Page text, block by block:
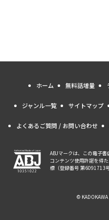
ホーム 無料話増量
ジャンル一覧 サイトマップ
よくあるご質問 / お問い合わせ
ABJマークは、この電子
コンテンツ使用許諾を得
標（登録番号 第6091713
© KADOKAWA